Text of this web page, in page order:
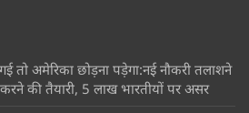
तो अमेरिका छोड़ना पड़ेगा:नई नौकरी तलाशने
की तैयारी, 5 लाख भारतीयों पर असर